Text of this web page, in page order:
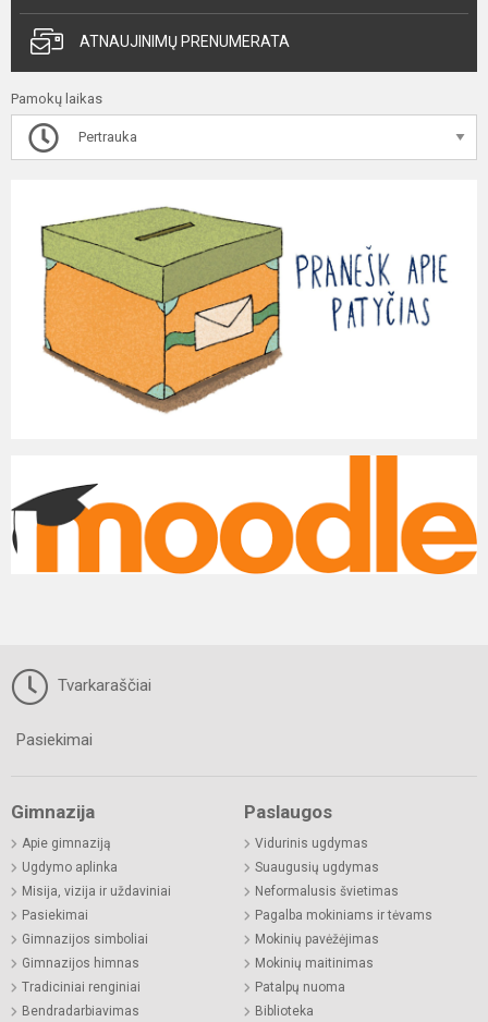
ATNAUJINIMŲ PRENUMERATA
Pamokų laikas
Pertrauka
Tvarkaraščiai
Pasiekimai
Gimnazija
Apie gimnaziją
Ugdymo aplinka
Misija, vizija ir uždaviniai
Pasiekimai
Gimnazijos simboliai
Gimnazijos himnas
Tradiciniai renginiai
Bendradarbiavimas
Paslaugos
Vidurinis ugdymas
Suaugusių ugdymas
Neformalusis švietimas
Pagalba mokiniams ir tėvams
Mokinių pavėžėjimas
Mokinių maitinimas
Patalpų nuoma
Biblioteka